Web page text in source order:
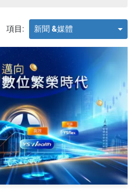
項目: 新聞 &媒體